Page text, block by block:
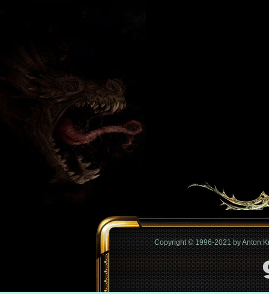
Copyright © 1996-2021 by Anton